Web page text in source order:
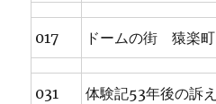
017 ドームの街 猿楽町
031 体験記53年後の訴え